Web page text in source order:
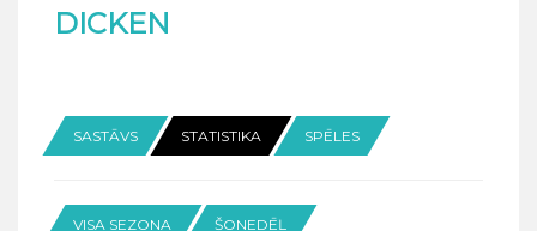
DICKEN
SASTĀVS STATISTIKA SPĒLES
VISA SEZONA ŠONEDĒĻ